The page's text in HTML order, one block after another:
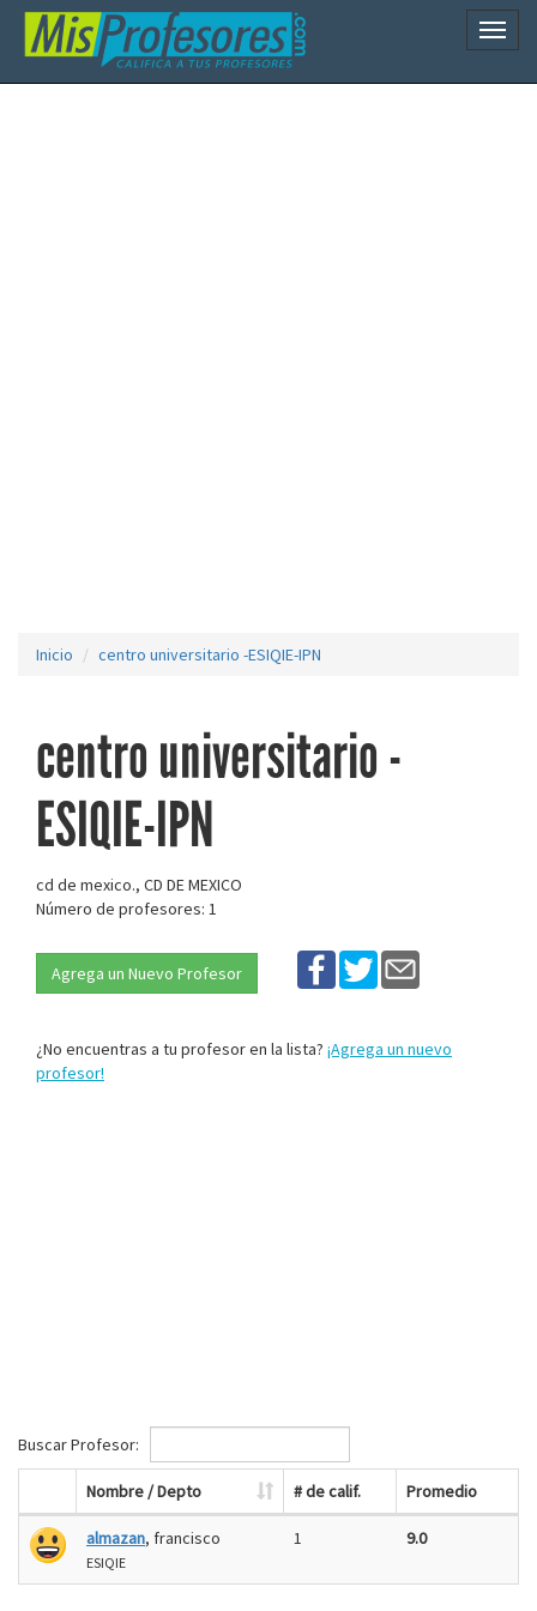
Inicio centro universitario -ESIQIE-IPN
centro universitario -
ESIQIE-IPN
cd de mexico., CD DE MEXICO
Número de profesores: 1
Agrega un Nuevo Profesor
¿No encuentras a tu profesor en la lista? ¡Agrega un nuevo
profesor!
Buscar Profesor:
Nombre / Depto # de calif. Promedio
almazan, francisco
ESIQIE
1 9.0